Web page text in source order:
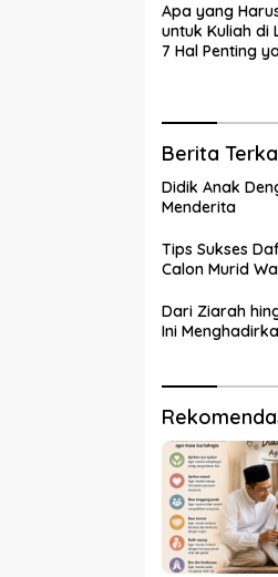
Apa yang
untuk Kuliah di
7 Hal Penting
Berita
Didik Anak
Menderita
Tips Sukses
Calon Murid
Dari Ziarah
Ini